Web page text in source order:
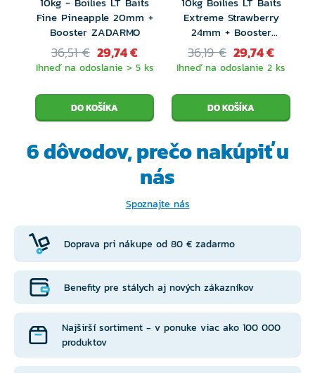
Fine Pineapple 20mm +
Booster ZADARMO
36,51 € 29,74 €
Ihneď na odoslanie > 5 ks
Extreme Strawberry
24mm + Booster
Zadarmo
36,19 € 29,74 €
Ihneď na odoslanie 2 ks
6 dôvodov, prečonakúpiť u
nás
Spoznajte nás
Doprava pri nákupe od 80 € zadarmo
Benefity pre stálych aj nových zákazníkov
Najširší sortiment - v ponuke viac ako 100 000
produktov